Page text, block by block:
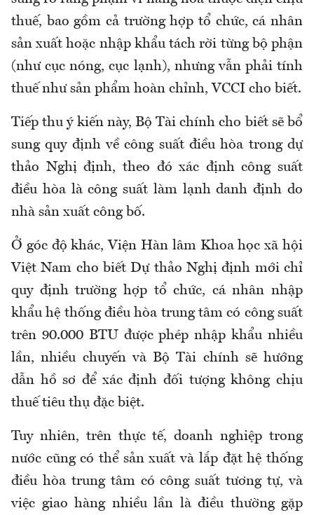
thuế, bao gồm cả trường hợp tổ chức, cá nhân
sản xuất hoặc nhập khẩu tách rời từng bộ phận
(như cục nóng, cục lạnh), nhưng vẫn phải tính
thuế như sản phẩm hoàn chỉnh, VCCI cho biết.
Tiếp thu ý kiến này, Bộ Tài chính cho biết sẽ bổ
sung quy định về công suất điều hòa trong dự
thảo Nghị định, theo đó xác định công suất
điều hòa là công suất làm lạnh danh định do
nhà sản xuất công bố.
Ở góc độ khác, Viện Hàn lâm Khoa học xã hội
Việt Nam cho biết Dự thảo Nghị định mới chỉ
quy định trường hợp tổ chức, cá nhân nhập
khẩu hệ thống điều hòa trung tâm có công suất
trên 90.000 BTU được phép nhập khẩu nhiều
lần, nhiều chuyến và Bộ Tài chính sẽ hướng
dẫn hồ sơ để xác định đối tượng không chịu
thuế tiêu thụ đặc biệt.
Tuy nhiên, trên thực tế, doanh nghiệp trong
nước cũng có thể sản xuất và lắp đặt hệ thống
điều hòa trung tâm có công suất tương tự, và
việc giao hàng nhiều lần là điều thường gặp